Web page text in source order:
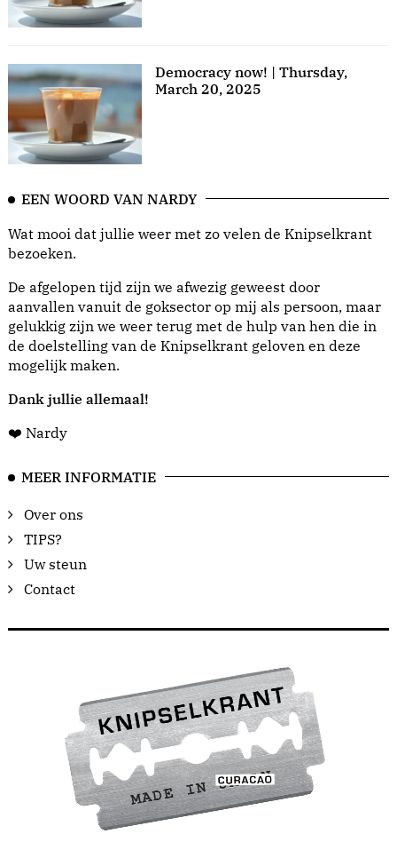
Democracy now! | Thursday,
March 20, 2025
EEN WOORD VAN NARDY
Wat mooi dat jullie weer met zo velen de Knipselkrant
bezoeken.
De afgelopen tijd zijn we afwezig geweest door
aanvallen vanuit de goksector op mij als persoon, maar
gelukkig zijn we weer terug met de hulp van hen die in
de doelstelling van de Knipselkrant geloven en deze
mogelijk maken.
Dank jullie allemaal!
❤️ Nardy
MEER INFORMATIE
Over ons
TIPS?
Uw steun
Contact